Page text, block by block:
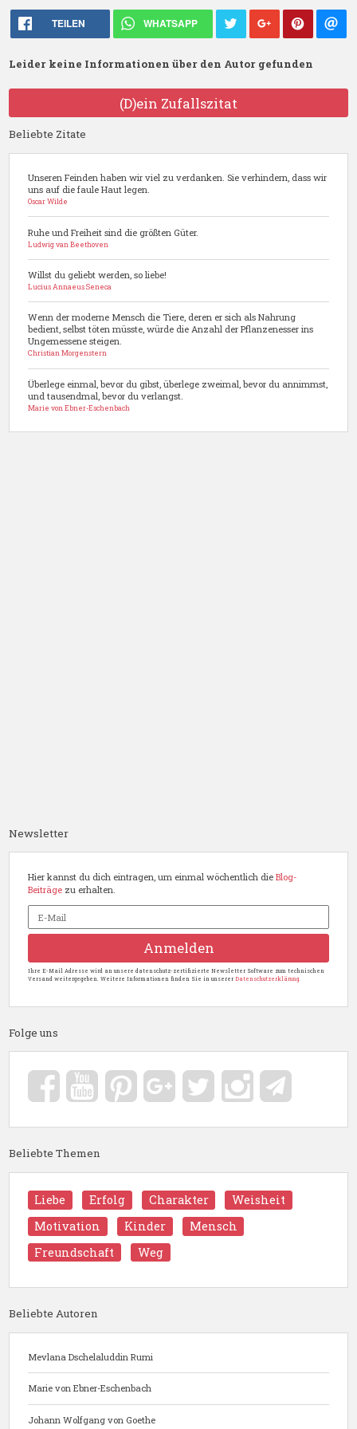
TEILEN WHATSAPP
Leider keine Informationen über den Autor gefunden
(D)ein Zufallszitat
Beliebte Zitate
Unseren Feinden haben wir viel zu verdanken. Sie verhindern, dass wir
uns auf die faule Haut legen.
Oscar Wilde
Ruhe und Freiheit sind die größten Güter.
Ludwig van Beethoven
Willst du geliebt werden, so liebe!
Lucius Annaeus Seneca
Wenn der moderne Mensch die Tiere, deren er sich als Nahrung
bedient, selbst töten müsste, würde die Anzahl der Pflanzenesser ins
Ungemessene steigen.
Christian Morgenstern
Überlege einmal, bevor du gibst, überlege zweimal, bevor du annimmst,
und tausendmal, bevor du verlangst.
Marie von Ebner-Eschenbach
Newsletter
Hier kannst du dich eintragen, um einmal wöchentlich die Blog-
Beiträgezu erhalten.
Ihre E-Mail Adresse wird an unsere datenschutz-zertifizierte Newsletter Software zum technischen
Versand weitergegeben. Weitere Informationen finden Sie in unserer Datenschutzerklärung.
Folge uns
Beliebte Themen
Liebe Erfolg Charakter
Weisheit
Motivation
Kinder
Mensch
Freundschaft
Weg
Beliebte Autoren
Mevlana Dschelaluddin Rumi
Marie von Ebner-Eschenbach
Johann Wolfgang von Goethe